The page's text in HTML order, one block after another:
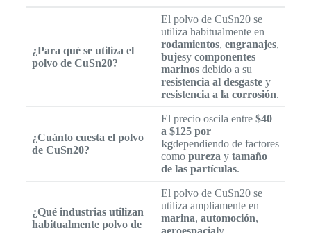
¿Para qué se utiliza el
polvo de CuSn20?
El polvo de CuSn20 se
utiliza habitualmente en
rodamientos, engranajes,
bujesy componentes
marinosdebido a su
resistencia al desgastey
resistencia a la corrosión.
¿Cuánto cuesta el polvo
de CuSn20?
El precio oscila entre $40
a $125 por
kgdependiendo de factores
como pureza y tamaño
de las partículas.
¿Qué industrias utilizan
habitualmente polvo de
El polvo de CuSn20 se
utiliza ampliamente en
marina, automoción,
aeroespacialy